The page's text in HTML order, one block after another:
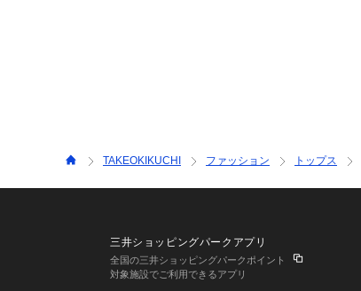
TAKEOKIKUCHI ファッション トップス
三井ショッピングパークアプリ
全国の三井ショッピングパークポイント
対象施設でご利用できるアプリ